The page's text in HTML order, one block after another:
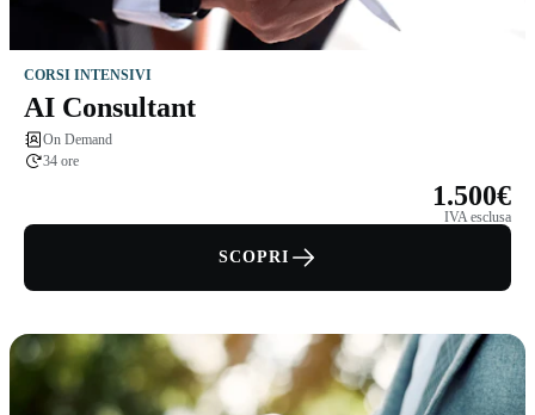
CORSI INTENSIVI
AI Consultant
On Demand
34 ore
1.500€
IVA esclusa
SCOPRI